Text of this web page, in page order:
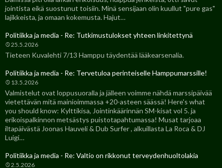
jointista eikä suostunut toisiin. Minä sensijaan olin kuullut "pure gas"
lajikkeista, ja omaan kokemusta. Hajut…
Politiikka ja media - Re: Tutkimustulokset yhteen linkitettynä
25.5.2026
Tieteen Kuvalehti 7/13 Hamppu täydentää lääkearsenalia.
Politiikka ja media - Re: Tervetuloa perinteiselle Hamppumarssille!
13.5.2026
Valmistelut ovat loppusuoralla ja jälleen voimme nähdä marssipäivää
vietettävän mitä mainioimmassa +20-asteen säässä! Here's what
you should know: Kylttikisa, Jointinkäärinnän SM-kisat vol 5. ja
erikoispalkinnon metsästys puistotapahtumassa! Musat tarjoaa
iltapäivästä Joonas Hauveli & Dub Surfer , alkuillasta La Roca & DJ
Luigi…
Politiikka ja media - Re: Valtio on rikkonut terveydenhuoltolakia
2.5.2026